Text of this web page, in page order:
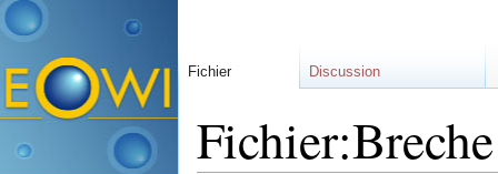
Fichier Discussion